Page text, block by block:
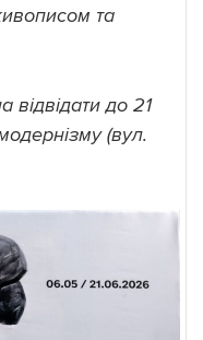
та
відвідати до 21
(вул.